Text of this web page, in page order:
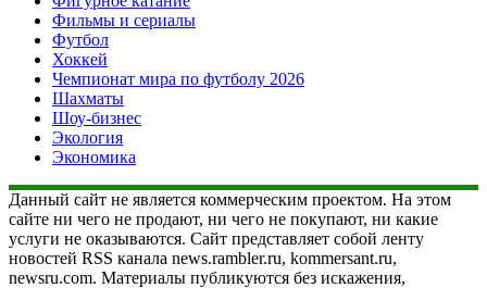
Фильмы и сериалы
Футбол
Хоккей
Чемпионат мира по футболу 2026
Шахматы
Шоу-бизнес
Экология
Экономика
Данный сайт не является коммерческим проектом. На этом
сайте ни чего не продают, ни чего не покупают, ни какие
услуги не оказываются. Сайт представляет собой ленту
новостей RSS канала news.rambler.ru, kommersant.ru,
newsru.com. Материалы публикуются без искажения,